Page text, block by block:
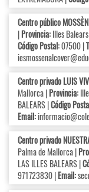
Centro público
|Provincia:Illes
Código Postal:07500 |
Centro privado LUIS
Mallorca |Provincia:
BALEARS |Código
Email:
Centro privado
Palma de Mallorca |
LAS ILLES BALEARS |
971723830 |Email: